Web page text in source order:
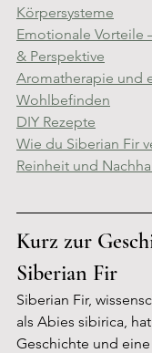
Körpersysteme
Emotionale Vorteile
& Perspektive
Aromatherapie und
Wohlbefinden
DIY Rezepte
Wie du Siberian Fir
Reinheit und
Kurz zur
Siberian Fir
Siberian Fir,
als Abies sibirica,
Geschichte und